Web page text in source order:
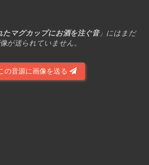
たマグカップにお酒を注ぐ音」にはまだ
が送られていません。
の音源に画像を送る